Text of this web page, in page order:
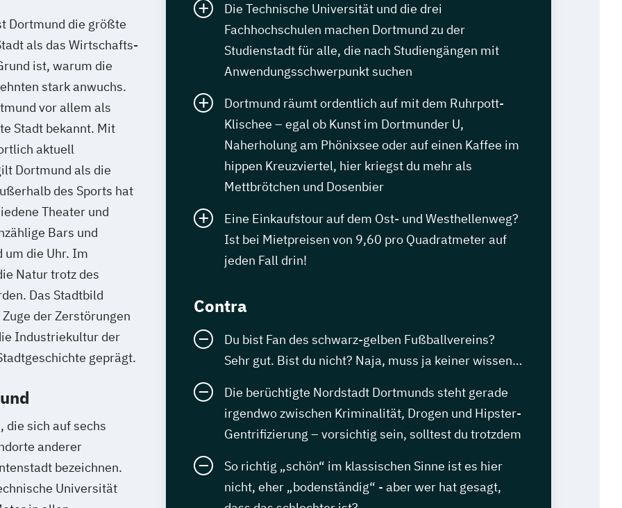
Dortmund die größte
als das Wirtschafts-
ist, warum die
stark anwuchs.
vor allem als
Stadt bekannt. Mit
aktuell
Dortmund als die
des Sports hat
Theater und
Bars und
um die Uhr. Im
Natur trotz des
Das Stadtbild
der Zerstörungen
Industriekultur der
geprägt.
die sich auf sechs
anderer
bezeichnen.
Universität
Die Technische Universität und die drei
Fachhochschulen machen Dortmund zu der
Studienstadt für alle, die nach Studiengängen mit
Anwendungsschwerpunkt suchen
Dortmund räumt ordentlich auf mit dem Ruhrpott-
Klischee – egal ob Kunst im Dortmunder U,
Naherholung am Phönixsee oder auf einen Kaffee im
hippen Kreuzviertel, hier kriegst du mehr als
Mettbrötchen und Dosenbier
Eine Einkaufstour auf dem Ost- und Westhellenweg?
Ist bei Mietpreisen von 9,60 pro Quadratmeter auf
jeden Fall drin!
Contra
Du bist Fan des schwarz-gelben Fußballvereins?
Sehr gut. Bist du nicht? Naja, muss ja keiner wissen…
Die berüchtigte Nordstadt Dortmunds steht gerade
irgendwo zwischen Kriminalität, Drogen und Hipster-
Gentrifizierung – vorsichtig sein, solltest du trotzdem
So richtig „schön“ im klassischen Sinne ist es hier
nicht, eher „bodenständig“ - aber wer hat gesagt,